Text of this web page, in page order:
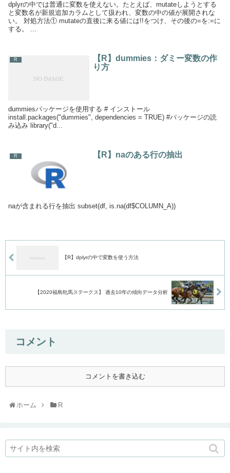
dplyrの中では普通に変数を使えない。たとえば、mutateしようとする
と変数名が新規追加カラムとして扱われ、変数の中の値が展開されな
い。 対処方法① mutateの直後に来る値には!!をつけ、その後の=を:=に
する。 ...
R
【R】dummies：ダミー変数の作
り方
dummiesパッケージを使用する # インストール
install.packages("dummies", dependencies = TRUE) #パッケージの読
み込み library("d...
R 【R】naのある行の抽出
naが含まれる行を抽出 subset(df, is.na(df$COLUMN_A))
【R】dplyrの中で変数を使う方法
【2020福島牝馬ステークス】 過去10年の傾向データ分析
コメント
コメントを書き込む
ホーム R